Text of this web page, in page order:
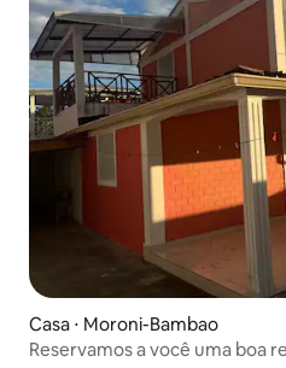
Casa ⋅ Moroni-Bambao
Reservamos a você uma boa